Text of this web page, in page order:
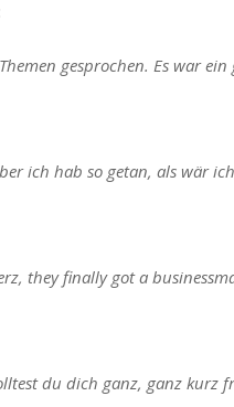
gesprochen. Es war ein
ich hab so getan, als wär
they finally got a
du dich ganz, ganz kurz